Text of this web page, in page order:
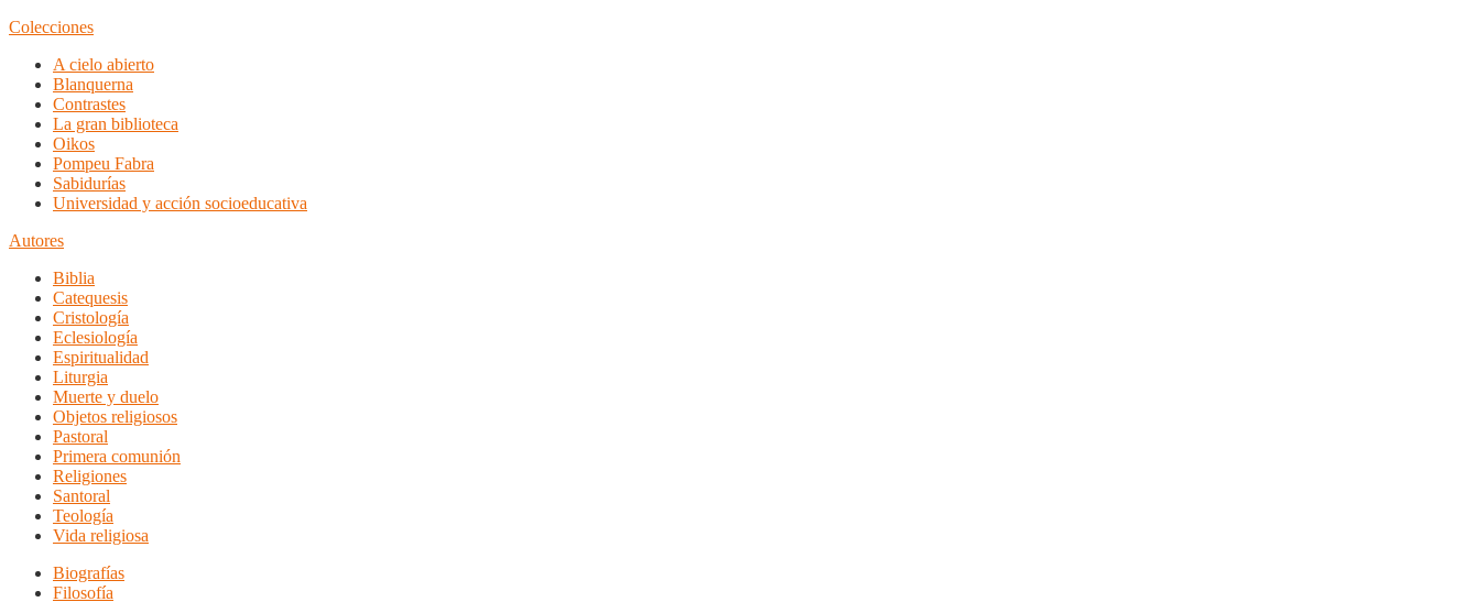
Colecciones
A cielo abierto
Blanquerna
Contrastes
La gran biblioteca
Oikos
Pompeu Fabra
Sabidurías
Universidad y acción socioeducativa
Autores
Biblia
Catequesis
Cristología
Eclesiología
Espiritualidad
Liturgia
Muerte y duelo
Objetos religiosos
Pastoral
Primera comunión
Religiones
Santoral
Teología
Vida religiosa
Biografías
Filosofía